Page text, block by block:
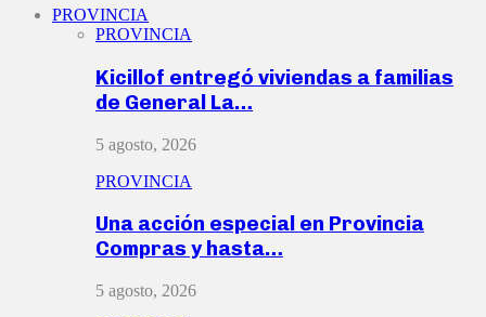
PROVINCIA
PROVINCIA
Kicillof entregó viviendas a familias
de General La…
5 agosto, 2026
PROVINCIA
Una acción especial en Provincia
Compras y hasta…
5 agosto, 2026